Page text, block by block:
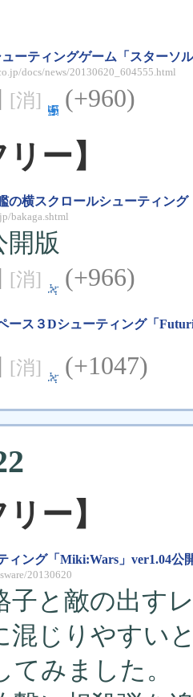
ーティングゲーム「スターソ
docs/news/20130620_604555.html
[消] (+960)
ー】
の横スクロールシューティング
bakaga.shtml
開版
[消] (+966)
ース３Dシューティング「
[消] (+1047)
ー】
ィング「Miki:Wars」ver1.04公
20130620
子と敵の出す
じりやすい
てみました。